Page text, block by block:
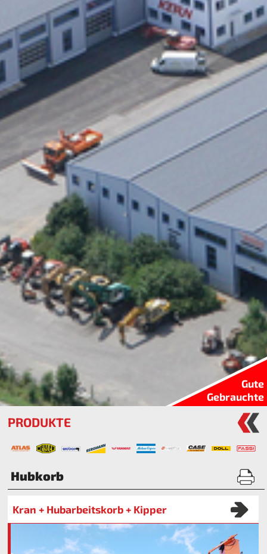
Gute
Gebrauchte
PRODUKTE
Hubkorb
Kran + Hubarbeitskorb + Kipper